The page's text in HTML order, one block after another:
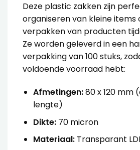
Deze plastic zakken zijn
organiseren van kleine items
verpakken van producten
Ze worden geleverd in een
verpakking van 100 stuks,
voldoende voorraad hebt:
Afmetingen:80 x 120 mm
lengte)
Dikte:70 micron
Materiaal:Transparant